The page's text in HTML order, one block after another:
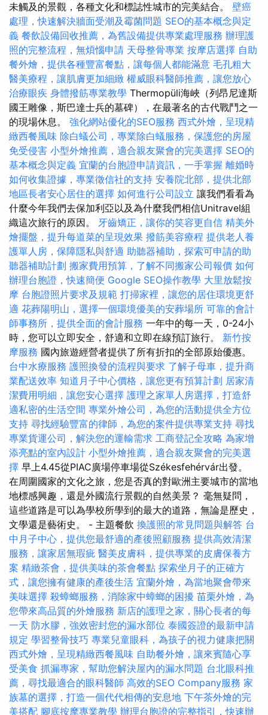
未觸及的景觀，各種文化和標誌性城市的完美結合。 壁癌
處理，快速解決牆面受潮及霉菌問題 SEO的基本概念與定
義 餐飲設備回收推薦，為舊設備提供專業處理服務 辦理護
照的完整流程，無煩惱申請 天母整骨專業 按摩店選擇 自助
餐外燴，提供各種豐富餐點，讓每個人都能滿意 毛孔粗大
醫美療程，讓肌膚更加細緻 權威眼科醫師推薦，讓您放心
治療眼疾 身體撥筋專業教學 Thermopüli海峽（列昂尼達斯
國王雕像，斯巴達士兵的墓碑），在最著名的古代戰鬥之一
的現場休息。 強化網站優化的SEO服務 西式外燴，呈現精
緻西餐風味 除白蟻公司，專業除白蟻服務，保護您的房屋
免受侵害 小型外燴推薦，適合親友聚會的完美選擇 SEO的
基本概念與定義 宜蘭的台胞證申請資訊，一手掌握 離婚時
如何收集證據，專業徵信社的支持 安養院北部，提供北部
地區長者安心居住的選擇 如何進行公司設立 讓我們看看為
什麼今年我們去保加利亞以及為什麼我們相信Unitravel組
織這次旅行的原因。 牙齒矯正，讓你的笑容更自信 精美外
燴擺盤，提升每道菜的呈現效果 撥筋美容療程 提供老人養
護單人房，保障隱私與舒適 助聽器補助，探索可申請的助
聽器補助計劃 搬家費用預算，了解不同搬家公司報價 如何
辦理台胞證，快速簡便 Google SEO操作教學 大里放鬆按
摩 台胞證照片要求及規範 打掃家裡，讓您的居住環境更舒
適 花葬陽明山，選擇一個環境優美的安葬場所 可靠的會計
師事務所，提供全面的會計服務 一年中的每一天，0-24小
時，您可以立即安全，舒適和立即在線預訂旅行。 新竹按
摩服務 國內旅遊經營者提供了所有折扣的全部原始優惠。
台中水療服務 護照換發的流程與要求 了解子母車，提升商
業配送效率 知道月子中心價格，讓您更有預算計劃 居家清
潔費用明細，讓您安心選擇 護理之家單人房選擇，打造舒
適私密的生活空間 專業外燴公司，為您的活動提供全方位
支持 尋找經驗豐富的律師，為您的案件提供專業支持 尋找
專業貨運公司，解決您的運輸需求 工商登記全攻略 為家增
添亮點的室內設計 小型外燴推薦，適合親友聚會的完美選
擇 早上4.45從PIAC廣場停車場從Székesfehérvár出發。
在周圍國家的文化之旅，您是否真的對歐洲主要城市的當地
地標感興趣，還是外國流行景觀的自然美景？ 毫無疑問，
這些道路是可以為學校所學到的最大的道路，無論是歷史，
文學還是藝術史。 - 主題餐飲 換護照的常見問題與解答 台
中月子中心，提供您最舒適的產後照顧服務 提供高效清潔
服務，讓家居無瑕疵 醫美皮膚科，提供專業的皮膚保養方
案 精緻茶會，提供美味的茶會餐點 探索坐月子的正確方
式，讓您擁有健康的產後生活 宜蘭外燴，為當地聚會帶來
美味選擇 殺蟑螂服務，消除家中蟑螂的困擾 苗栗外燴，為
您帶來高品質的外燴服務 新店的護理之家，關心長者的每
一天 防水膠，強效密封您的漏水部位 泰國簽證的最新申請
規定 學習整骨技巧 專業兒童眼科，為孩子的視力健康把關
西式外燴，呈現精緻西餐風味 自助餐外燴，讓來賓隨心享
受美食 抓漏專家，幫助您解決屋內的漏水問題 台北眼科推
薦，尋找最適合的眼科醫師 高效的SEO Company服務 家
族墓的選擇，打造一個代代相傳的安息地 下午茶外燴的完
美搭配 腳底按摩專業教學 辦理台胞證的完整指引，快速辦